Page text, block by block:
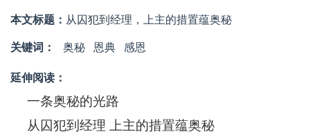
本文标题： 从囚犯到经理，上主的措置蕴奥秘
关键词： 奥秘 恩典 感恩
延伸阅读：
一条奥秘的光路
从囚犯到经理 上主的措置蕴奥秘